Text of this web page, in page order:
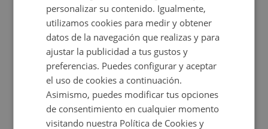
propiedad revisará si aplica dicho precio conforme a la
situación y estado en que se encuentre el inmueble en
el momento de la oferta del inversor.
Consulta las condiciones especiales de este inmueble.
Ubicación
Ampliar mapa
Ver en mapa
personalizar su contenido. Igualmente,
utilizamos cookies para medir y obtener
datos de la navegación que realizas y para
ajustar la publicidad a tus gustos y
preferencias. Puedes configurar y aceptar
el uso de cookies a continuación.
Asimismo, puedes modificar tus opciones
de consentimiento en cualquier momento
visitando nuestra Política de Cookies y